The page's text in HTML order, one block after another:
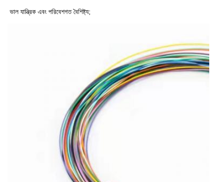
ভাল যান্ত্রিক এবং পরিবেশগত বৈশিষ্ট্য;